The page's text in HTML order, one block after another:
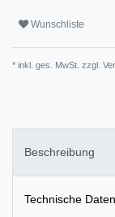
Wunschliste
* inkl. ges. MwSt. zzgl.
Beschreibung
Technische Daten